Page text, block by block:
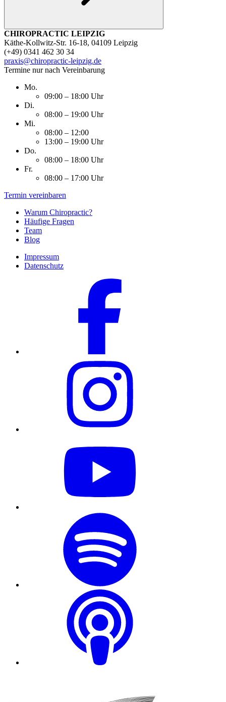
CHIROPRACTIC LEIPZIG
Käthe-Kollwitz-Str. 16-18, 04109 Leipzig
(+49) 0341 462 30 34
praxis@chiropractic-leipzig.de
Termine nur nach Vereinbarung
Mo.
09:00 – 18:00 Uhr
Di.
08:00 – 19:00 Uhr
Mi.
08:00 – 12:00
13:00 – 19:00 Uhr
Do.
08:00 – 18:00 Uhr
Fr.
08:00 – 17:00 Uhr
Termin vereinbaren
Warum Chiropractic?
Häufige Fragen
Team
Blog
Impressum
Datenschutz